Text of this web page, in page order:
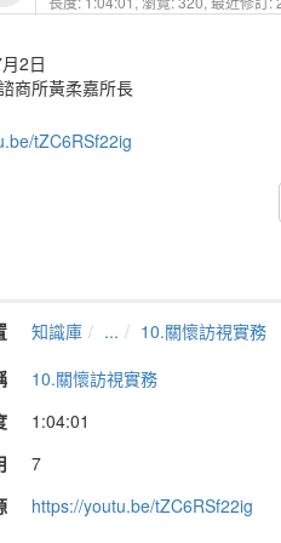
2日
商所黃柔嘉所長
tZC6RSf22ig
知識庫 ...
10.關懷訪視實務
10.關懷訪視實務
1:04:01
7
https://youtu.be/tZC6RSf22ig